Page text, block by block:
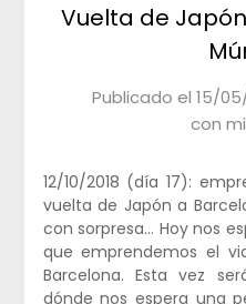
Vuelta de
Publicado el 15/
con
12/10/2018 (día 17):
vuelta de Japón a
con sorpresa… Hoy nos
que emprendemos el
Barcelona. Esta vez
dónde nos espera una